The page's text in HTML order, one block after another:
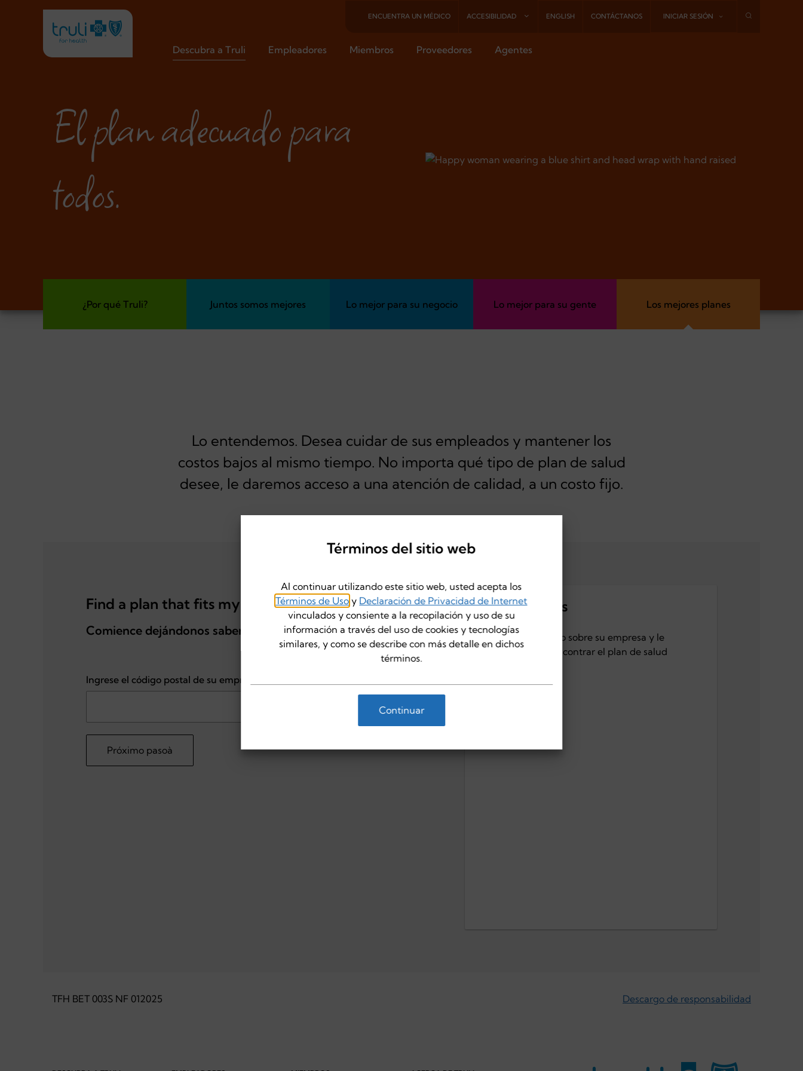
ENCUENTRA UN MÉDICO ACCESIBILIDAD ENGLISH CONTÁCTANOS INICIAR SESIÓN
Descubra a Truli Empleadores Miembros Proveedores Agentes
El plan adecuado para
todos.
¿Por qué Truli? Juntos somos mejores Lo mejor para su negocio Lo mejor para su gente Los mejores planes
Lo entendemos. Desea cuidar de sus empleados y mantener los
costos bajos al mismo tiempo. No importa qué tipo de plan de salud
desee, le daremos acceso a una atención de calidad, a un costo fijo.
Find a plan that fits my business
Comience dejándonos saber dónde se encuentra su negocio.
Ingrese el código postal de su empresa
Próximo pasoà
Empecemos
Háblenos un poco sobre su empresa y le
ayudaremos a encontrar el plan de salud
TFH BET 003S NF 012025 Descargo de responsabilidad
Términos del sitio web
Al continuar utilizando este sitio web, usted acepta los
Términos de Uso y Declaración de Privacidad de Internet
vinculados y consiente a la recopilación y uso de su
información a través del uso de cookies y tecnologías
similares, y como se describe con más detalle en dichos
términos.
Continuar